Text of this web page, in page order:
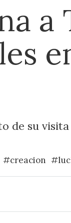
a
de su
#creacion